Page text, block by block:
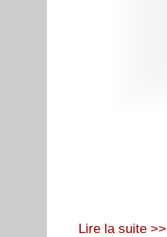
Lire la suite >>